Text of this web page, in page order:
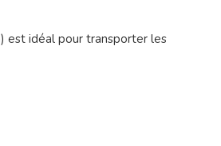
est idéal pour transporter les